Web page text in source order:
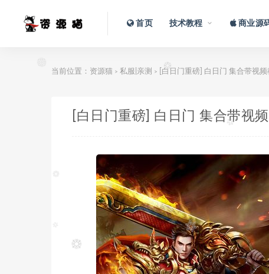
首页 技术教程 商业源
当前位置： 资源猫 > 私服|亲测 > [白日门重磅] 白日门 集合带视
[白日门重磅] 白日门 集合带视